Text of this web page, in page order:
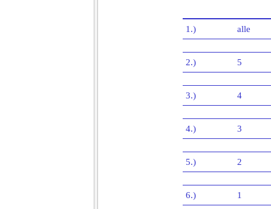
1.) alle
2.) 5
3.) 4
4.) 3
5.) 2
6.) 1